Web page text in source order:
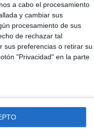
a cabo el procesamiento
y cambiar sus
procesamiento de sus
de rechazar tal
sus preferencias o retirar su
"Privacidad" en la parte